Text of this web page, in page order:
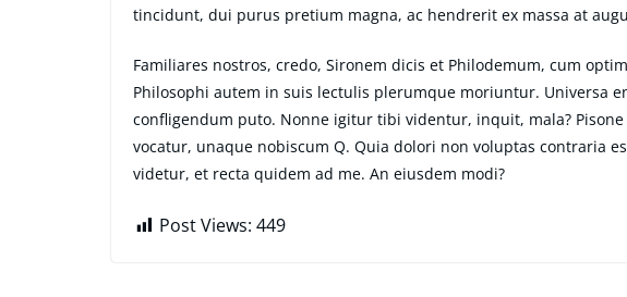
tincidunt, dui purus pretium magna, ac hendrerit ex massa at
Familiares nostros, credo, Sironem dicis et Philodemum, cum
Philosophi autem in suis lectulis plerumque moriuntur. Universa
confligendum puto. Nonne igitur tibi videntur, inquit, mala?
vocatur, unaque nobiscum Q. Quia dolori non voluptas contraria
videtur, et recta quidem ad me. An eiusdem modi?
Post Views: 449